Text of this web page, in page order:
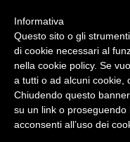
SINDACATO
Informativa
Questo sito o gli
di cookie necessari al
nella cookie policy. Se
a tutti o ad alcuni cookie,
Chiudendo questo
su un link o proseguendo
acconsenti all’uso dei